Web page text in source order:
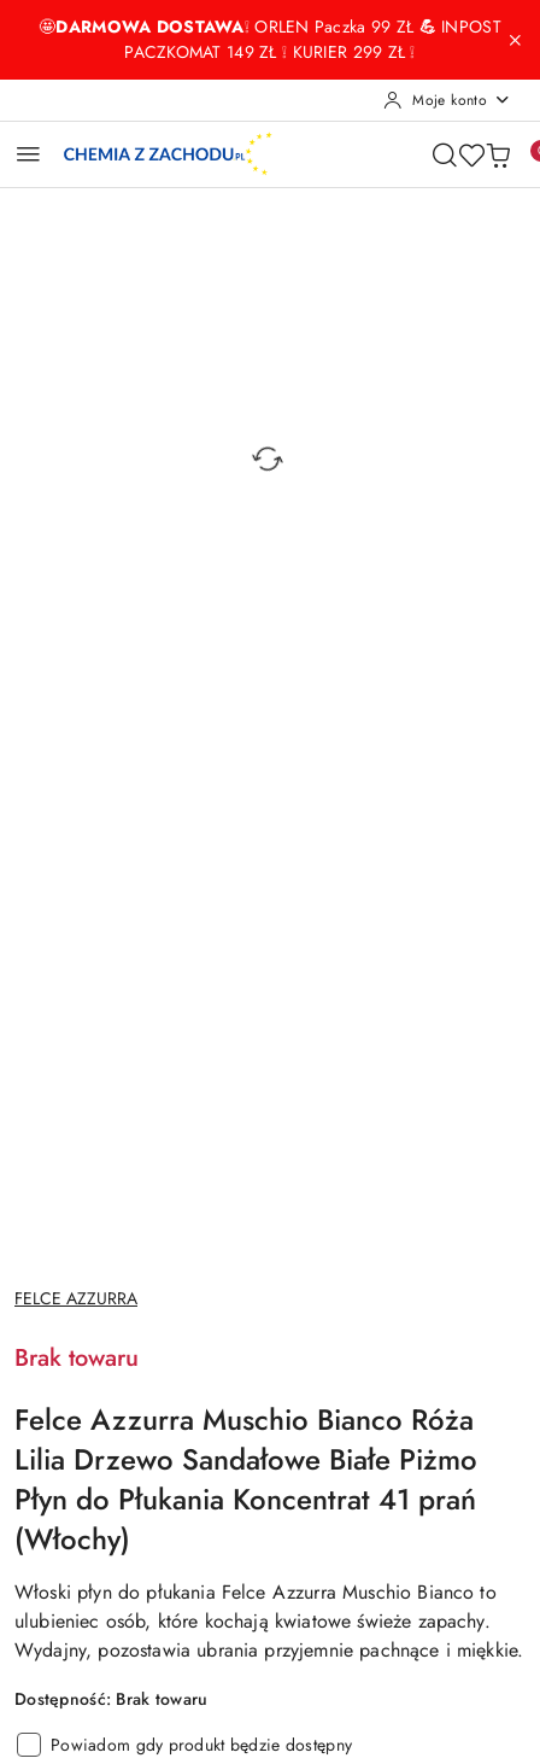
Przejdź do treści głównej
Przejdź do wyszukiwarki
Przejdź do moje konto
Przejdź do menu głównego
Przejdź do opisu produktu
Przejdź do stopki
🤩DARMOWA DOSTAWA❕ ORLEN Paczka 99 ZŁ💪 INPOST
PACZKOMAT 149 ZŁ ❕ KURIER 299 ZŁ ❕
Moje konto
NAZWA
PRODUCENTA:
FELCE AZZURRA
Brak towaru
Felce Azzurra Muschio Bianco Róża
Lilia Drzewo Sandałowe Białe Piżmo
Płyn do Płukania Koncentrat 41 prań
(Włochy)
Włoski płyn do płukania Felce Azzurra Muschio Bianco to
ulubieniec osób, które kochają kwiatowe świeże zapachy.
Wydajny, pozostawia ubrania przyjemnie pachnące i miękkie.
Dostępność: Brak towaru
Powiadom gdy produkt będzie dostępny